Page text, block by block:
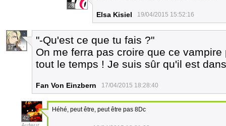
28
Elsa Kisiel 19/04/2015 15:52:16
17
"-Qu'est ce que tu fais ?"
On me ferra pas croire que ce
tout le temps ! Je suis sûr qu'il est
Fan Von Einzbern 17/04/2015 18:28:40
42
Héhé, peut être, peut être pas 8Dc